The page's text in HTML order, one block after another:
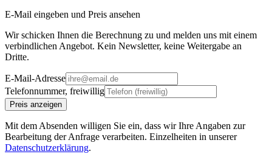
E-Mail eingeben und Preis ansehen
Wir schicken Ihnen die Berechnung zu und melden uns mit einem
verbindlichen Angebot. Kein Newsletter, keine Weitergabe an
Dritte.
E-Mail-Adresse
Telefonnummer, freiwillig
Preis anzeigen
Mit dem Absenden willigen Sie ein, dass wir Ihre Angaben zur
Bearbeitung der Anfrage verarbeiten. Einzelheiten in unserer
Datenschutzerklärung.